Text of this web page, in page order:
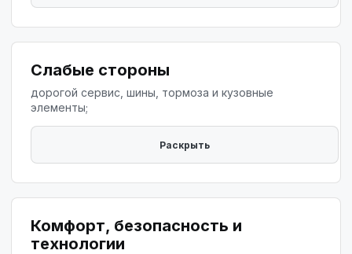
Слабые стороны
дорогой сервис, шины, тормоза и кузовные
элементы;
Комфорт, безопасность и
технологии